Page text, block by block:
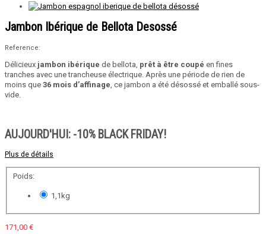
Jambon Ibérique de Bellota Desossé
Reference:
Délicieux jambon ibérique de bellota, prêt à être coupé en fines
tranches avec une trancheuse électrique. Après une période de rien de
moins que 36 mois d’affinage , ce jambon a été désossé et emballé sous-
vide.
AUJOURD'HUI: -10% BLACK FRIDAY!
Plus de détails
Poids:
1,1kg
171,00 €